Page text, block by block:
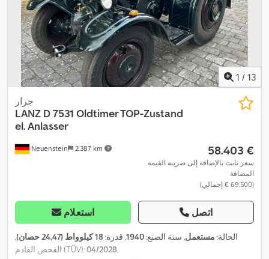
1 / 13
Neuenstein 2.387 km
جرار
LANZ D 7531 Oldtimer TOP-Zustand
el. Anlasser
‏58.403 €
سعر ثابت بالإضافة إلى ضريبة القيمة
المضافة
(‏69.500 € إجمالي)
استعلام اتصل
الحالة: مستعمل, سنة الصنع:1940, قدرة:18 كيلوواط (24,47 حصان)
,
الفحص القادم (TÜV):04/2028,